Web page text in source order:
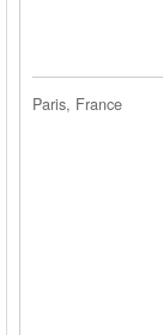
Paris, France